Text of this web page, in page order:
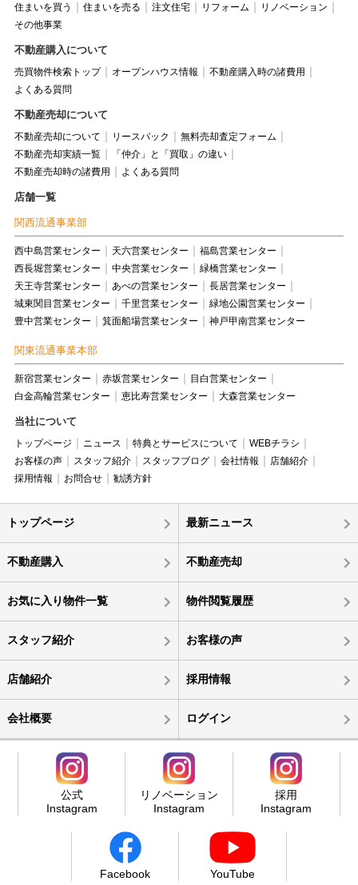
住まいを買う 住まいを売る 注文住宅 リフォーム
リノベーション
その他事業
不動産購入について
売買物件検索トップ オープンハウス情報
不動産購入時の諸費用
よくある質問
不動産売却について
不動産売却について リースバック
無料売却査定フォーム
不動産売却実績一覧
「仲介」と「買取」の違い
不動産売却時の諸費用
よくある質問
店舗一覧
関西流通事業部
西中島営業センター 天六営業センター
福島営業センター
西長堀営業センター
中央営業センター
緑橋営業センター
天王寺営業センター
あべの営業センター
長居営業センター
城東関目営業センター
千里営業センター
緑地公園営業センター
豊中営業センター
箕面船場営業センター 神戸甲南営業センター
関東流通事業本部
新宿営業センター 赤坂営業センター
目白営業センター
白金高輪営業センター
恵比寿営業センター 大森営業センター
当社について
トップページ ニュース 特典とサービスについて
WEBチラシ
お客様の声
スタッフ紹介 スタッフブログ 会社情報
店舗紹介
採用情報
お問合せ 勧誘方針
トップページ 最新ニュース
不動産購入 不動産売却
お気に入り物件一覧 物件閲覧履歴
スタッフ紹介 お客様の声
店舗紹介 採用情報
会社概要 ログイン
公式
Instagram
リノベーション
Instagram
採用
Instagram
Facebook YouTube